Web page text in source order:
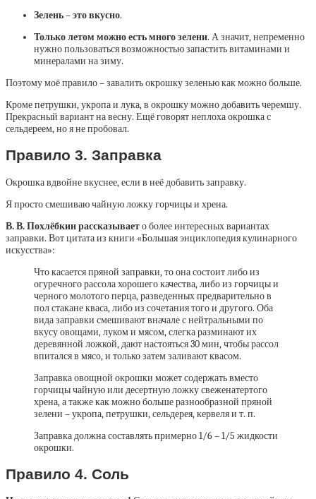
Зелень – это вкусно.
Только летом можно есть много зелени. А значит, непременно
нужно пользоваться возможностью запастить витаминами и
минералами на зиму.
Поэтому моё правило – завалить окрошку зеленью как можно больше.
Кроме петрушки, укропа и лука, в окрошку можно добавить черемшу.
Прекрасный вариант на весну. Ещё говорят неплоха окрошка с
сельдереем, но я не пробовал.
Правило 3. Заправка
Окрошка вдвойне вкуснее, если в неё добавить заправку.
Я просто смешиваю чайную ложку горчицы и хрена.
В. В. Похлёбкин рассказываето более интересных вариантах
заправки. Вот цитата из книги «Большая энциклопедия кулинарного
искусства»:
Что касается пряной заправки, то она состоит либо из
огуречного рассола хорошего качества, либо из горчицы и
черного молотого перца, разведенных предварительно в
пол стакане кваса, либо из сочетания того и другого. Оба
вида заправки смешивают вначале с нейтральными по
вкусу овощами, луком и мясом, слегка разминают их
деревянной ложкой, дают настояться 30 мин, чтобы рассол
впитался в мясо, и только затем заливают квасом.
Заправка овощной окрошки может содержать вместо
горчицы чайную или десертную ложку свеженатертого
хрена, а также как можно больше разнообразной пряной
зелени – укропа, петрушки, сельдерея, кервеля и т. п.
Заправка должна составлять примерно 1/6 – 1/5 жидкости
окрошки.
Правило 4. Соль